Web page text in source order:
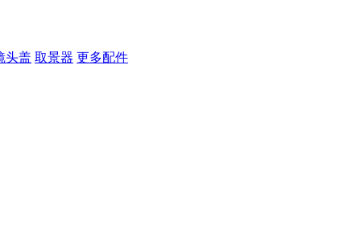
头盖 取景器 更多配件